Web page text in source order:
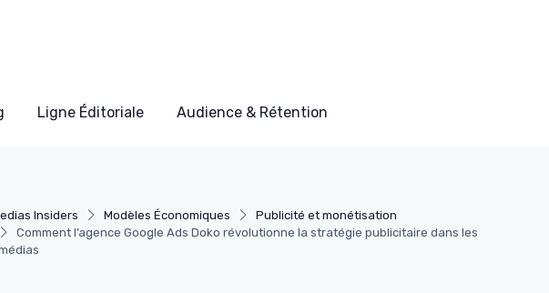
Ligne Éditoriale Audience & Rétention
Insiders Modèles Économiques
Publicité et monétisation
Comment l’agence Google Ads Doko révolutionne la stratégie publicitaire dans les